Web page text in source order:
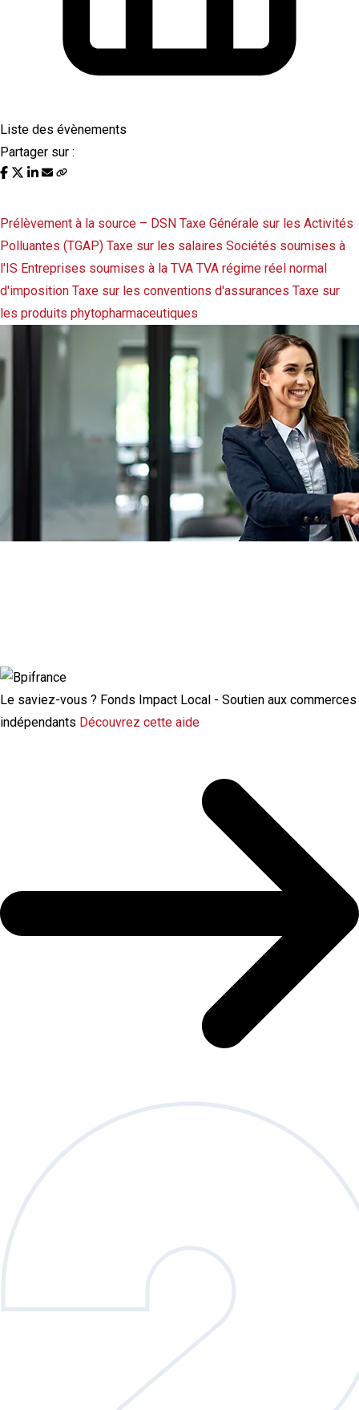
Liste des évènements
Partager sur :
Prélèvement à la source – DSN Taxe Générale sur les Activités
Polluantes (TGAP) Taxe sur les salaires Sociétés soumises à
l'IS Entreprises soumises à la TVA TVA régime réel normal
d'imposition Taxe sur les conventions d'assurances Taxe sur
les produits phytopharmaceutiques
Le saviez-vous ? Fonds Impact Local - Soutien aux commerces
indépendants Découvrez cette aide